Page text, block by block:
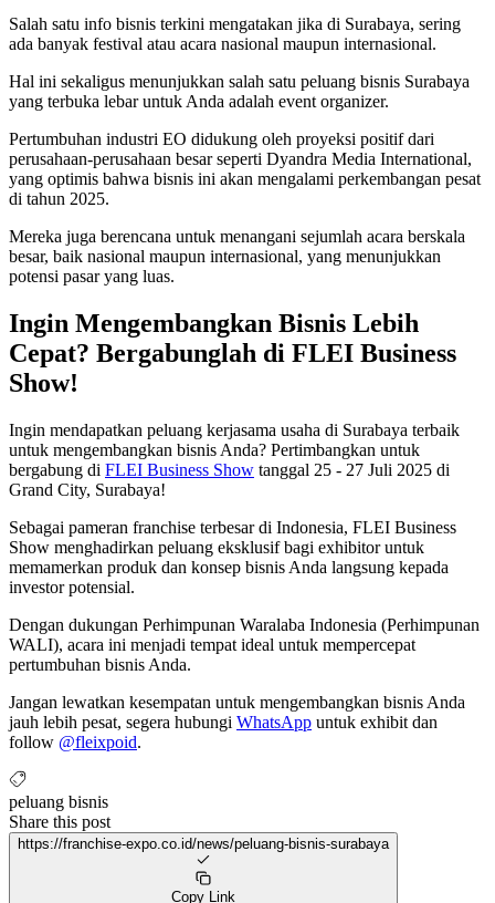
Salah satu info bisnis terkini mengatakan jika di Surabaya, sering
ada banyak festival atau acara nasional maupun internasional.
Hal ini sekaligus menunjukkan salah satu peluang bisnis Surabaya
yang terbuka lebar untuk Anda adalah event organizer.
Pertumbuhan industri EO didukung oleh proyeksi positif dari
perusahaan-perusahaan besar seperti Dyandra Media International,
yang optimis bahwa bisnis ini akan mengalami perkembangan pesat
di tahun 2025.
Mereka juga berencana untuk menangani sejumlah acara berskala
besar, baik nasional maupun internasional, yang menunjukkan
potensi pasar yang luas.
Ingin Mengembangkan Bisnis Lebih
Cepat? Bergabunglah di FLEI Business
Show!
Ingin mendapatkan peluang kerjasama usaha di Surabaya terbaik
untuk mengembangkan bisnis Anda? Pertimbangkan untuk
bergabung di FLEI Business Show tanggal 25 - 27 Juli 2025 di
Grand City, Surabaya!
Sebagai pameran franchise terbesar di Indonesia, FLEI Business
Show menghadirkan peluang eksklusif bagi exhibitor untuk
memamerkan produk dan konsep bisnis Anda langsung kepada
investor potensial.
Dengan dukungan Perhimpunan Waralaba Indonesia (Perhimpunan
WALI), acara ini menjadi tempat ideal untuk mempercepat
pertumbuhan bisnis Anda.
Jangan lewatkan kesempatan untuk mengembangkan bisnis Anda
jauh lebih pesat, segera hubungi WhatsApp untuk exhibit dan
follow @fleixpoid.
peluang bisnis
Share this post
https://franchise-expo.co.id/news/peluang-bisnis-surabaya
Copy Link